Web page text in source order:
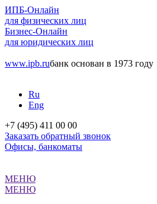
ИПБ-Онлайн
для физических лиц
Бизнес-Онлайн
для юридических лиц
www.ipb.ruбанк основан в 1973 году
Ru
Eng
+7 (495) 411 00 00
Заказать обратный звонок
Офисы, банкоматы
МЕНЮ
МЕНЮ